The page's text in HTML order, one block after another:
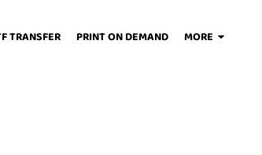
TRANSFER PRINT ON DEMAND MORE